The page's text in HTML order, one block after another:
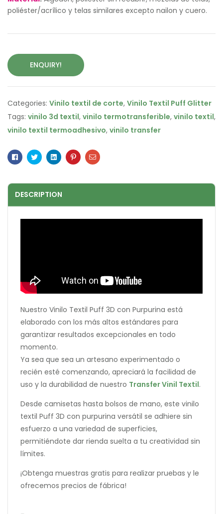
poliéster/acrílico y telas similares excepto nailon y cuero.
ENQUIRY!
Categories: Vinilo textil de corte, Vinilo Textil Puff Glitter
Tags: vinilo 3d textil, vinilo termotransferible, vinilo textil,
vinilo textil termoadhesivo, vinilo transfer
Facebook
TwitterLinkedinPinterestEmail
DESCRIPTION
Nuestro Vinilo Textil Puff 3D con Purpurina está
elaborado con los más altos estándares para
garantizar resultados excepcionales en todo
momento.
Ya sea que sea un artesano experimentado o
recién esté comenzando, apreciará la facilidad de
uso y la durabilidad de nuestro Transfer Vinil Textil.
Desde camisetas hasta bolsos de mano, este vinilo
textil Puff 3D con purpurina versátil se adhiere sin
esfuerzo a una variedad de superficies,
permitiéndote dar rienda suelta a tu creatividad sin
límites.
¡Obtenga muestras gratis para realizar pruebas y le
ofrecemos precios de fábrica!